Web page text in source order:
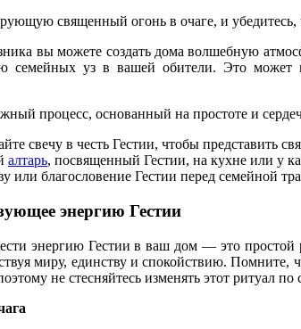
священный огонь в очаге, и
вы можете создать дома волшебную
семейных уз в вашей обители. Это
процесс, основанный на простоте и
свечу в честь Гестии, чтобы представить
алтарь, посвященный Гестии, на кухне или у
или благословение Гестии перед семейной
энергию Гестии
энергию Гестии в ваш дом — это простой
миру, единству и спокойствию. Помните,
не стесняйтесь изменять этот ритуал по